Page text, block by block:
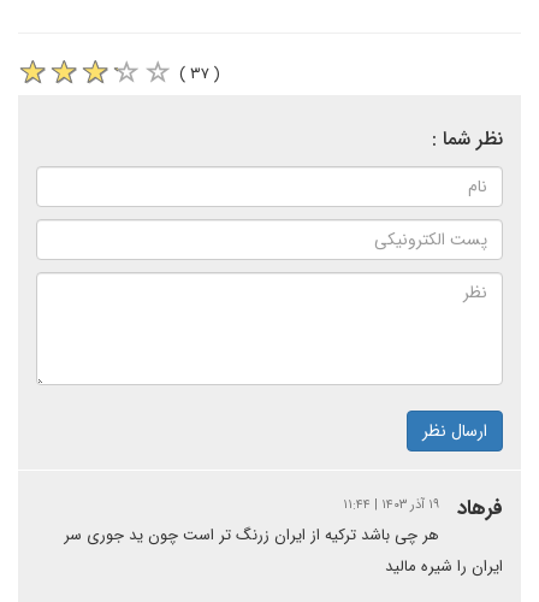
( ۳۷ )
نظر شما :
ارسال نظر
فرهاد ۱۹ آذر ۱۴۰۳ | ۱۱:۴۴
هر چی باشد ترکیه از ایران زرنگ تر است چون ید جوری سر
ایران را شیره مالید